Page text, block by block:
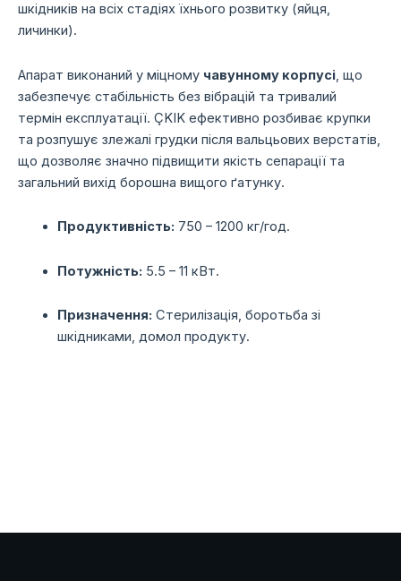
шкідників на всіх стадіях їхнього розвитку (яйця,
личинки).
Апарат виконаний у міцному чавунному корпусі, що
забезпечує стабільність без вібрацій та тривалий
термін експлуатації. ÇKIK ефективно розбиває крупки
та розпушує злежалі грудки після вальцьових верстатів,
що дозволяє значно підвищити якість сепарації та
загальний вихід борошна вищого ґатунку.
Продуктивність: 750 – 1200 кг/год.
Потужність: 5.5 – 11 кВт.
Призначення: Стерилізація, боротьба зі
шкідниками, домол продукту.